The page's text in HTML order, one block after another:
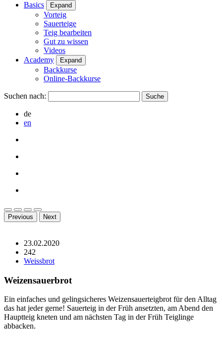
Basics
Expand
Vorteig
Sauerteige
Teig bearbeiten
Gut zu wissen
Videos
Academy
Expand
Backkurse
Online-Backkurse
Suchen nach:
de
en
Previous Next
23.02.2020
242
Weissbrot
Weizensauerbrot
Ein einfaches und gelingsicheres Weizensauerteigbrot für den Alltag
das hat jeder gerne! Sauerteig in der Früh ansetzten, am Abend den
Hauptteig kneten und am nächsten Tag in der Früh Teiglinge
abbacken.